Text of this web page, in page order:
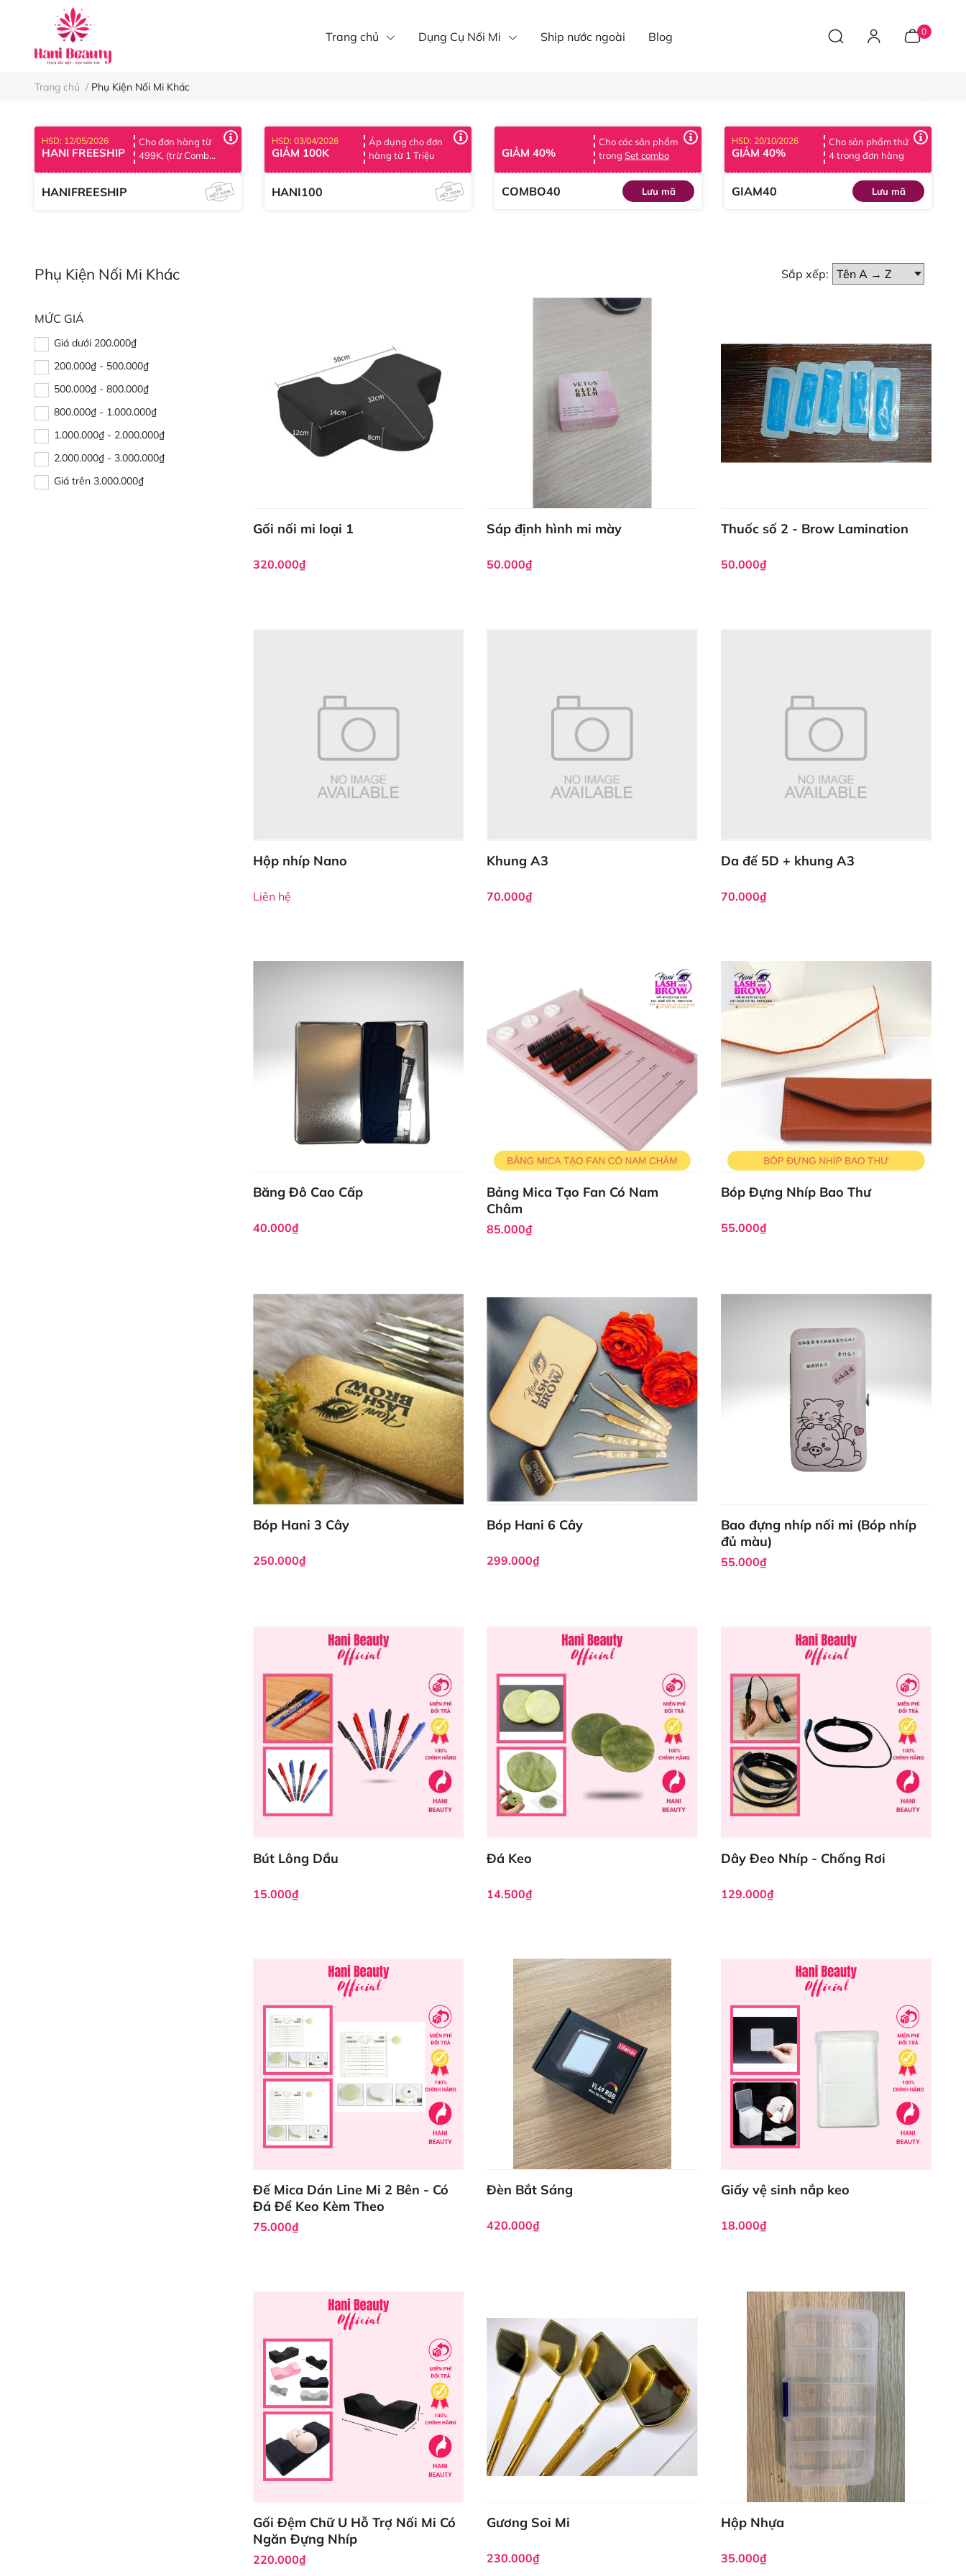
Trang chủ Dụng Cụ Nối Mi Ship nước ngoài Blog 0
Trang chủ / Phụ Kiện Nối Mi Khác
HSD: 12/05/2026
HANI FREESHIP
Cho đơn hàng từ
499K, (trừ Combo
HANIFREESHIP
HSD: 03/04/2026
GIẢM 100K
Áp dụng cho đơn
hàng từ 1 Triệu
HANI100
GIẢM 40%
Cho các sản phẩm
trong Set combo
COMBO40 Lưu mã
HSD: 20/10/2026
GIẢM 40%
Cho sản phẩm thứ
4 trong đơn hàng
GIAM40 Lưu mã
Phụ Kiện Nối Mi Khác Sắp xếp:
MỨC GIÁ
Giá dưới 200.000₫
200.000₫ - 500.000₫
500.000₫ - 800.000₫
800.000₫ - 1.000.000₫
1.000.000₫ - 2.000.000₫
2.000.000₫ - 3.000.000₫
Giá trên 3.000.000₫
Gối nối mi loại 1
320.000₫
Sáp định hình mi mày
50.000₫
Thuốc số 2 - Brow Lamination
50.000₫
Hộp nhíp Nano
Liên hệ
Khung A3
70.000₫
Da đế 5D + khung A3
70.000₫
Băng Đô Cao Cấp
40.000₫
Bảng Mica Tạo Fan Có Nam
Châm
85.000₫
Bóp Đựng Nhíp Bao Thư
55.000₫
Bóp Hani 3 Cây
250.000₫
Bóp Hani 6 Cây
299.000₫
Bao đựng nhíp nối mi (Bóp nhíp
đủ màu)
55.000₫
Bút Lông Dầu
15.000₫
Đá Keo
14.500₫
Dây Đeo Nhíp - Chống Rơi
129.000₫
Đế Mica Dán Line Mi 2 Bên - Có
Đá Để Keo Kèm Theo
75.000₫
Đèn Bắt Sáng
420.000₫
Giấy vệ sinh nắp keo
18.000₫
Gối Đệm Chữ U Hỗ Trợ Nối Mi Có
Ngăn Đựng Nhíp
220.000₫
Gương Soi Mi
230.000₫
Hộp Nhựa
35.000₫